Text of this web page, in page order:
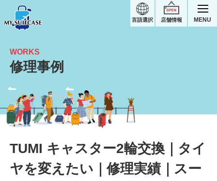
店舗情報
言語選択 MENU
タイヤを変えたい｜TUMIスーツケース修理実績
WORKS
修理事例
TUMI キャスター2輪交換｜タイ
ヤを変えたい｜修理実績｜スー